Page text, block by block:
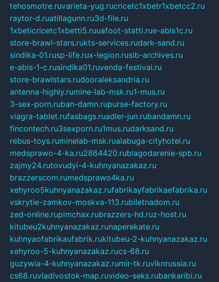
tehosmotre.ruvarieta-yug.rucricetc1xbetr1xbetcc2.ru
raytor-d.ruatillagunn.ru3d-file.ru
1xbeticricetc1xbetti5.ruuafoot-statti.rue-abis1c.ru
store-brawl-stars.rukts-services.rudark-sand.ru
sindika-01.rusp-life.rux-legion.rusib-archives.ru
e-abis-1-c.rusindika01.ruvenda-festival.ru
store-brawlstars.rudooraleksandria.ru
antenna-highly.rumine-lab-msk.ru1-mus.ru
3-sex-porn.ruban-damn.rupurse-factory.ru
viagra-tablet.rufasbags.ruadler-jun.rubandamn.ru
fincontech.ru3sexporn.ru1mus.rudarksand.ru
rebus-toys.ruminelab-msk.rualabuga-cityhotel.ru
medsprawo-4-ka.ru2864420.rublagodarenie-spb.ru
zajmy24.rutovudyi-4-kuhnyanazakaz.ru
brazzerscom.rumedsprawo4ka.ru
xehyroo5kuhnyanazakaz.rufabrikayfabrikaefabrika.ru
vskrytie-zamkov-moskva-113.rubiletnadom.ru
zed-online.rupimchax.rubrazzers-hd.ruz-host.ru
kitubeu2kuhnyanazakaz.runaperekate.ru
kuhnyaofabrikaufabrik.rukitubeu-2-kuhnyanazakaz.ru
xehyroo-5-kuhnyanazakaz.rucs-68.ru
guzywia-4-kuhnyanazakaz.rumir-tk.ruvlknrussia.ru
cs68.ruvladivostok-map.ruvideo-seks.rubankaribi.ru